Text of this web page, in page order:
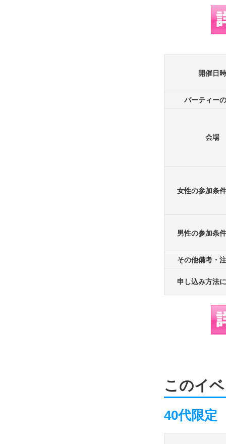
開催日時
パーティー
会場
女性の参加条
男性の参加条
その他備考・
申し込み方法
このイ
40代限定